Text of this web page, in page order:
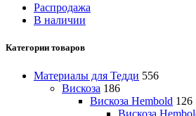
Распродажа
В наличии
Категории товаров
Материалы для Тедди 556
Вискоза 186
Вискоза Hembold 126
Вискоза